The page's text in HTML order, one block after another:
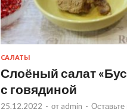
САЛАТЫ
Слоёный салат
с говядиной
25.12.2022 - от admin -